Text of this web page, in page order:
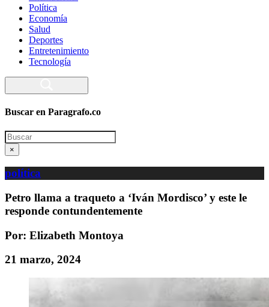
Política
Economía
Salud
Deportes
Entretenimiento
Tecnología
Buscar en Paragrafo.co
Search
×
política
Petro llama a traqueto a ‘Iván Mordisco’ y este le
responde contundentemente
Por: Elizabeth Montoya
21 marzo, 2024